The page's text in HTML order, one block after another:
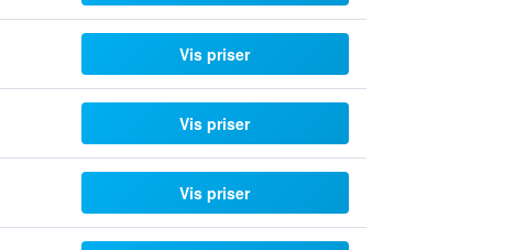
Vis priser
Vis priser
Vis priser